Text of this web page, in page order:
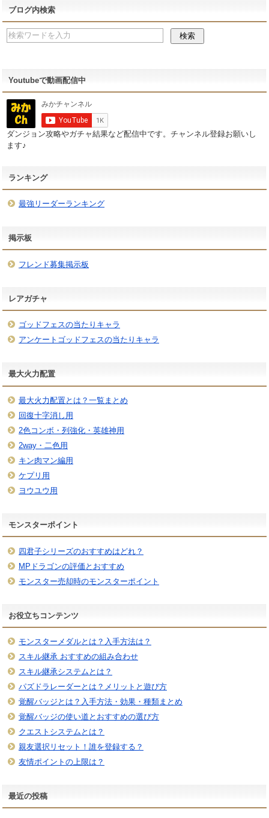
ブログ内検索
Youtubeで動画配信中
ダンジョン攻略やガチャ結果など配信中です。チャンネル登録お願いし
ます♪
ランキング
最強リーダーランキング
掲示板
フレンド募集掲示板
レアガチャ
ゴッドフェスの当たりキャラ
アンケートゴッドフェスの当たりキャラ
最大火力配置
最大火力配置とは？一覧まとめ
回復十字消し用
2色コンボ・列強化・英雄神用
2way・二色用
キン肉マン編用
ケプリ用
ヨウユウ用
モンスターポイント
四君子シリーズのおすすめはどれ？
MPドラゴンの評価とおすすめ
モンスター売却時のモンスターポイント
お役立ちコンテンツ
モンスターメダルとは？入手方法は？
スキル継承 おすすめの組み合わせ
スキル継承システムとは？
パズドラレーダーとは？メリットと遊び方
覚醒バッジとは？入手方法・効果・種類まとめ
覚醒バッジの使い道とおすすめの選び方
クエストシステムとは？
親友選択リセット！誰を登録する？
友情ポイントの上限は？
最近の投稿